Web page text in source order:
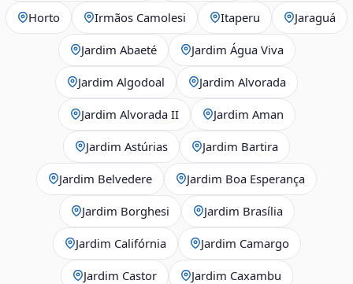
Horto Irmãos Camolesi Itaperu Jaraguá
Jardim Abaeté Jardim Água Viva
Jardim Algodoal Jardim Alvorada
Jardim Alvorada II Jardim Aman
Jardim Astúrias Jardim Bartira
Jardim Belvedere Jardim Boa Esperança
Jardim Borghesi Jardim Brasília
Jardim Califórnia Jardim Camargo
Jardim Castor Jardim Caxambu